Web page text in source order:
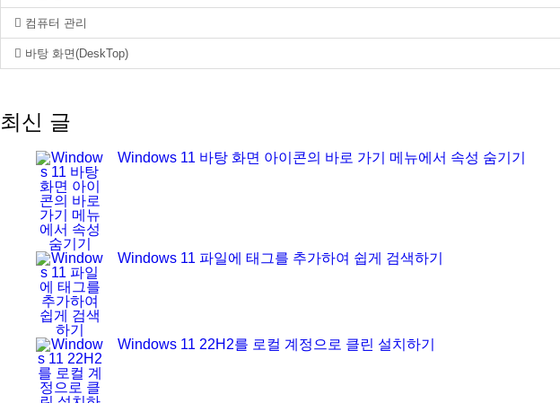
컴퓨터 관리
바탕 화면(DeskTop)
최신 글
Windows 11 바탕 화면 아이콘의 바로 가기 메뉴에서 속성 숨기기
Windows 11 파일에 태그를 추가하여 쉽게 검색하기
Windows 11 22H2를 로컬 계정으로 클린 설치하기